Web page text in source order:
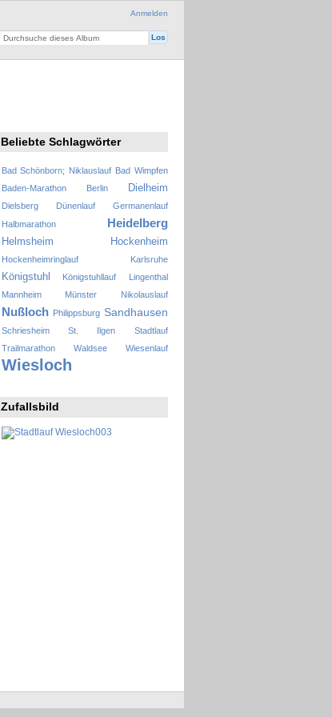
Anmelden
Beliebte Schlagwörter
Bad Schönborn; Niklauslauf Bad Wimpfen
Baden-Marathon
Berlin Dielheim
Dielsberg Dünenlauf
Germanenlauf
Halbmarathon
Heidelberg
Helmsheim Hockenheim
Hockenheimringlauf Karlsruhe
Königstuhl Königstuhllauf
Lingenthal
Mannheim
Münster Nikolauslauf
Nußloch Philippsburg Sandhausen
Schriesheim St. Ilgen
Stadtlauf
Trailmarathon
Waldsee Wiesenlauf
Wiesloch
Zufallsbild